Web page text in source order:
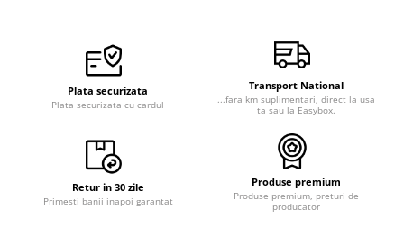
Plata securizata
Plata securizata cu cardul
Transport National
...fara km suplimentari, direct la usa
ta sau la Easybox.
Retur in 30 zile
Primesti banii inapoi garantat
Produse premium
Produse premium, preturi de
producator